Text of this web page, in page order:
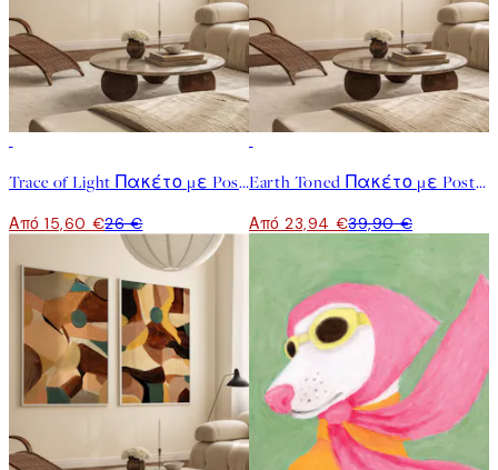
Trace of Light Πακέτο με Poster
Από 15,60 €26 €
Earth Toned Πακέτο με Poster
Από 23,94 €39,90 €